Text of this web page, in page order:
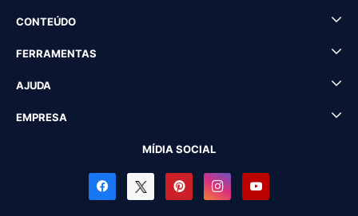
CONTEÚDO
FERRAMENTAS
AJUDA
EMPRESA
MÍDIA SOCIAL